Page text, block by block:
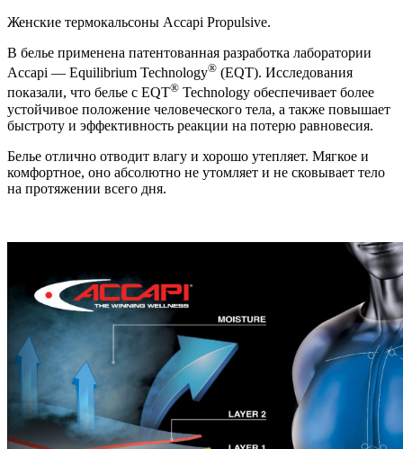
Женские термокальсоны Accapi Propulsive.
В белье применена патентованная разработка лаборатории
Accapi — Equilibrium Technology® (EQT). Исследования
показали, что белье с EQT® Technology обеспечивает более
устойчивое положение человеческого тела, а также повышает
быстроту и эффективность реакции на потерю равновесия.
Белье отлично отводит влагу и хорошо утепляет. Мягкое и
комфортное, оно абсолютно не утомляет и не сковывает тело
на протяжении всего дня.